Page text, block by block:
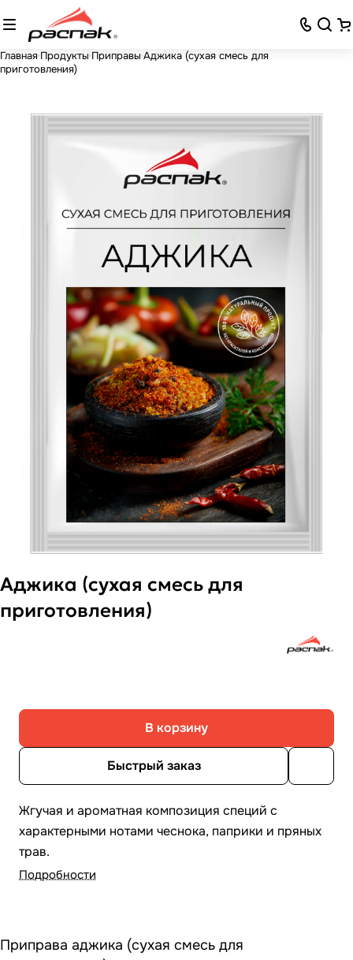
Главная Продукты Приправы Аджика (сухая смесь для
приготовления)
Аджика (сухая смесь для
приготовления)
В корзину
Быстрый заказ
Жгучая и ароматная композиция специй с
характерными нотами чеснока, паприки и пряных
трав.
Подробности
Приправа аджика (сухая смесь для